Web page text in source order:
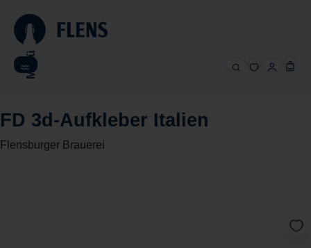
springen
Menü
FD 3d-Aufkleber Italien
Flensburger Brauerei